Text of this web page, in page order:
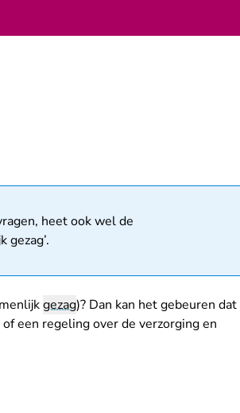
heet ook wel de
gezag’.
gezag)? Dan kan het gebeuren dat
een regeling over de verzorging en